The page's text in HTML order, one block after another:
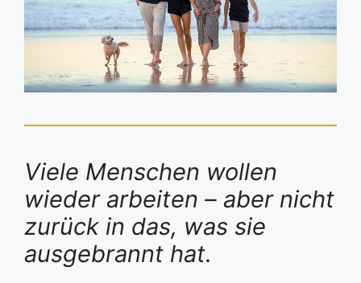
Viele Menschen wollen
wieder arbeiten – aber nicht
zurück in das, was sie
ausgebrannt hat.